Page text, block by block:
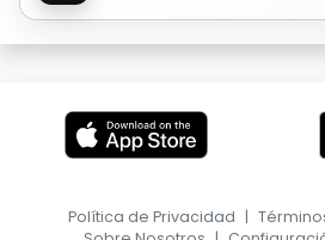
Política de Privacidad |